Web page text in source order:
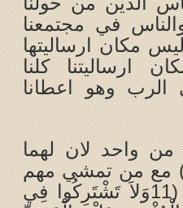
في مجتمعنا
مكان ارساليتها
ارساليتنا كلنا
الرب وهو اعطانا
من واحد لان لهما
مع من تمشي مهم
جدا. أفسس 5: 11 (11وَلاَ تَشْتَرِكُوا فِي